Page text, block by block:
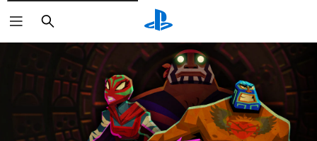
Buscar